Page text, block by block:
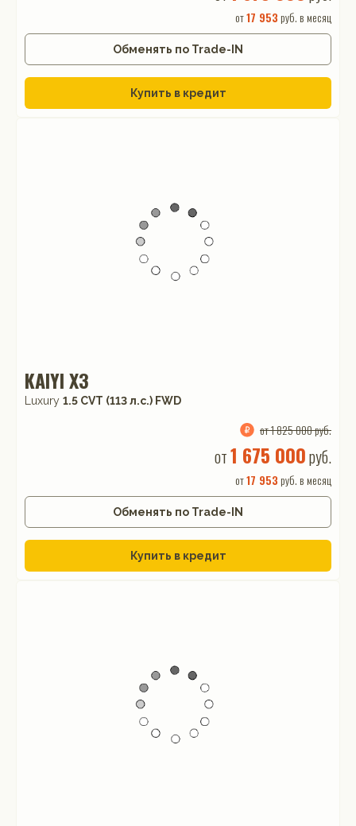
от17 953 руб. в месяц
Обменять по Trade-IN
Купить в кредит
KAIYI X3
Luxury 1.5 CVT (113 л.с.) FWD
от 1 825 000 руб.
от1 675 000руб.
от17 953 руб. в месяц
Обменять по Trade-IN
Купить в кредит